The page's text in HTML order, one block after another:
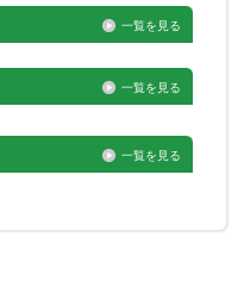
一覧を見る
一覧を見る
一覧を見る